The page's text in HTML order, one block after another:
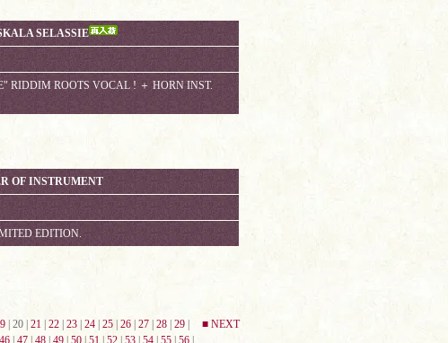
SELASSIE
RIDDIM ROOTS VOCAL ! ＋ HORN INST.
OF INSTRUMENT
EDITION.
| 20 | 21 22 23 24 25 26 27 28 29
46| 47| 48| 49| 50| 51| 52| 53| 54| 55| 56|
■ NEXT